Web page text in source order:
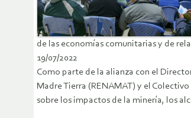
de las economías comunitarias y de
19/07/2022
Como parte de la alianza con el
Madre Tierra (RENAMAT) y el
sobre los impactos de la minería, los